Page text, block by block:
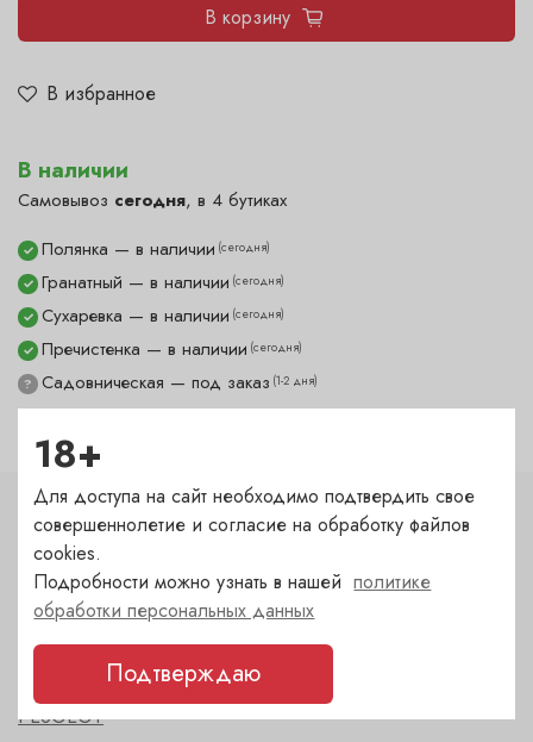
В избранное
В корзину
В наличии
Самовывоз сегодня, в 4 бутиках
✓ Гранатный — в наличии (сегодня)
✓ Полянка — в наличии (сегодня)
✓ Пречистенка — в наличии (сегодня)
? Садовническая — под заказ (1-2 дня)
✓ Сухаревка — в наличии (сегодня)
Характеристики
Тип
Декантер
PEUGEOT
18+
Для доступа на сайт необходимо подтвердить свое
совершеннолетие и согласие на обработку файлов
cookies.
Подробности можно узнать в нашейполитике
обработки персональных данных
Подтверждаю